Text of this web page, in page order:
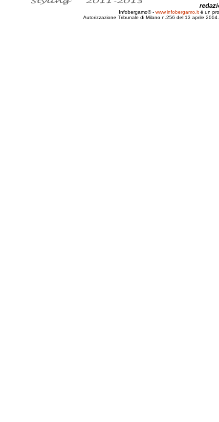
Infobergamo® - www.infobergamo.it è un
Autorizzazione Tribunale di Milano n.256 del 13 aprile